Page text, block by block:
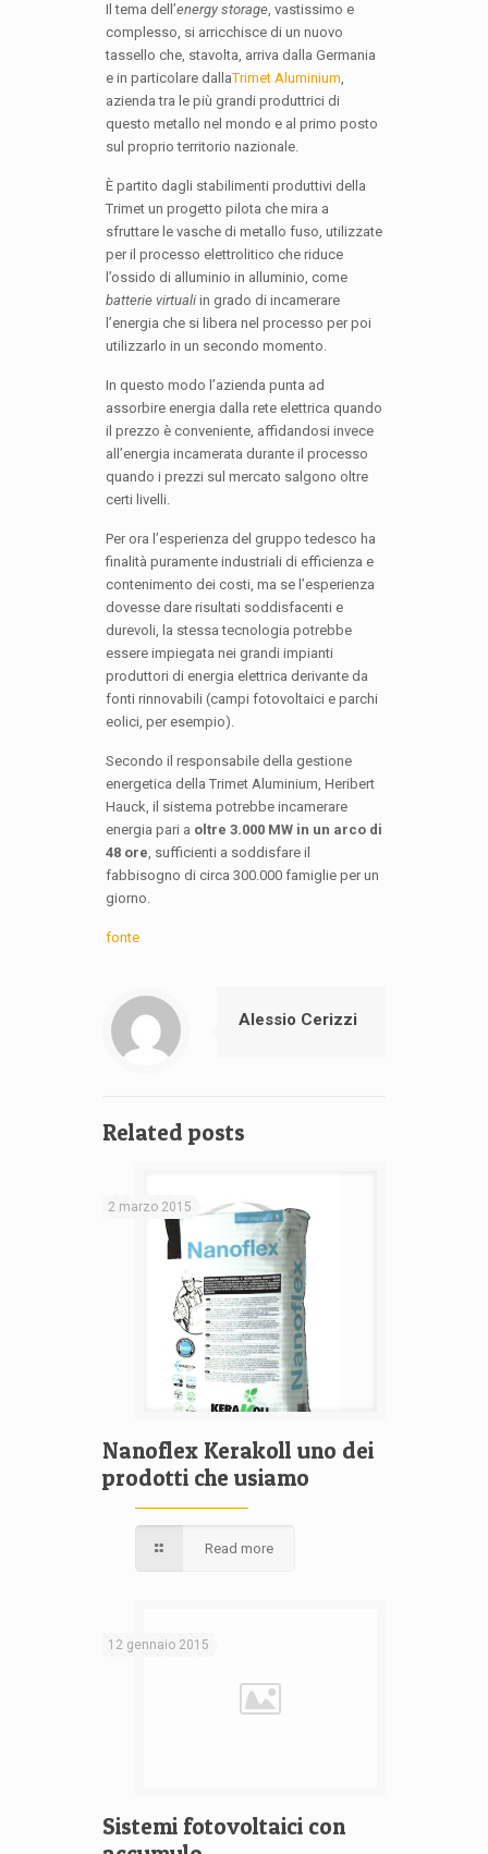
Il tema dell’energy storage, vastissimo e
complesso, si arricchisce di un nuovo
tassello che, stavolta, arriva dalla Germania
e in particolare dallaTrimet Aluminium,
azienda tra le più grandi produttrici di
questo metallo nel mondo e al primo posto
sul proprio territorio nazionale.
È partito dagli stabilimenti produttivi della
Trimet un progetto pilota che mira a
sfruttare le vasche di metallo fuso, utilizzate
per il processo elettrolitico che riduce
l’ossido di alluminio in alluminio, come
batterie virtualiin grado di incamerare
l’energia che si libera nel processo per poi
utilizzarlo in un secondo momento.
In questo modo l’azienda punta ad
assorbire energia dalla rete elettrica quando
il prezzo è conveniente, affidandosi invece
all’energia incamerata durante il processo
quando i prezzi sul mercato salgono oltre
certi livelli.
Per ora l’esperienza del gruppo tedesco ha
finalità puramente industriali di efficienza e
contenimento dei costi, ma se l’esperienza
dovesse dare risultati soddisfacenti e
durevoli, la stessa tecnologia potrebbe
essere impiegata nei grandi impianti
produttori di energia elettrica derivante da
fonti rinnovabili (campi fotovoltaici e parchi
eolici, per esempio).
Secondo il responsabile della gestione
energetica della Trimet Aluminium, Heribert
Hauck, il sistema potrebbe incamerare
energia pari a oltre 3.000 MW in un arco di
48 ore, sufficienti a soddisfare il
fabbisogno di circa 300.000 famiglie per un
giorno.
fonte
Alessio Cerizzi
Related posts
2 marzo 2015
Nanoflex Kerakoll uno dei
prodotti che usiamo
Read more
12 gennaio 2015
Sistemi fotovoltaici con